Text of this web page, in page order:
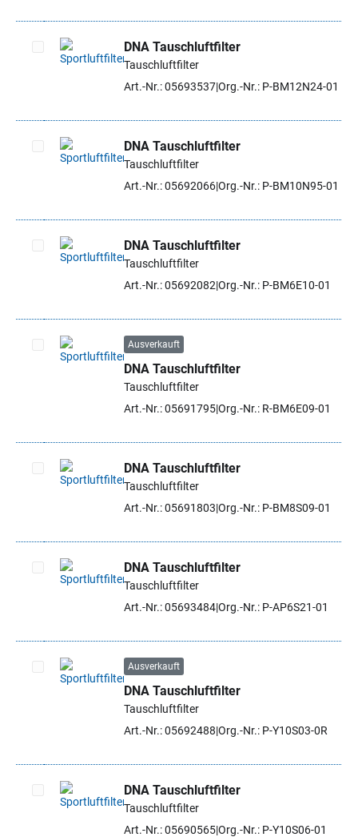
Artikel auswählen
DNA Tauschluftfilter
Tauschluftfilter
Art.-Nr.: 05693537Org.-Nr.: P-BM12N24-01
Artikel auswählen
DNA Tauschluftfilter
Tauschluftfilter
Art.-Nr.: 05692066Org.-Nr.: P-BM10N95-01
Artikel auswählen
DNA Tauschluftfilter
Tauschluftfilter
Art.-Nr.: 05692082 Org.-Nr.: P-BM6E10-01
Artikel auswählen
Ausverkauft
DNA Tauschluftfilter
Tauschluftfilter
Art.-Nr.: 05691795Org.-Nr.: R-BM6E09-01
Artikel auswählen
DNA Tauschluftfilter
Tauschluftfilter
Art.-Nr.: 05691803 Org.-Nr.: P-BM8S09-01
Artikel auswählen
DNA Tauschluftfilter
Tauschluftfilter
Art.-Nr.: 05693484Org.-Nr.: P-AP6S21-01
Artikel auswählen
Ausverkauft
DNA Tauschluftfilter
Tauschluftfilter
Art.-Nr.: 05692488 Org.-Nr.: P-Y10S03-0R
Artikel auswählen
DNA Tauschluftfilter
Tauschluftfilter
Art.-Nr.: 05690565Org.-Nr.: P-Y10S06-01